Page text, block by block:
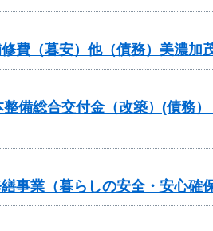
費（暮安）他（債務）美濃加
整備総合交付金（改築）(債
事業（暮らしの安全・安心